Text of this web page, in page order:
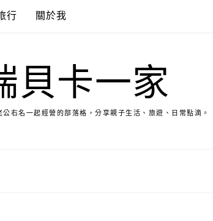
行 關於我
貝卡一家
公右名一起經營的部落格，分享親子生活、旅遊、日常點滴。